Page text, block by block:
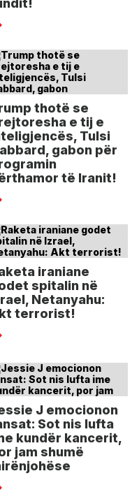
thotë se
e tij e
Tulsi
gabon për
të Iranit!
iraniane
spitalin në
Netanyahu:
terrorist!
J emocionon
Sot nis lufta
kundër kancerit,
jam shumë